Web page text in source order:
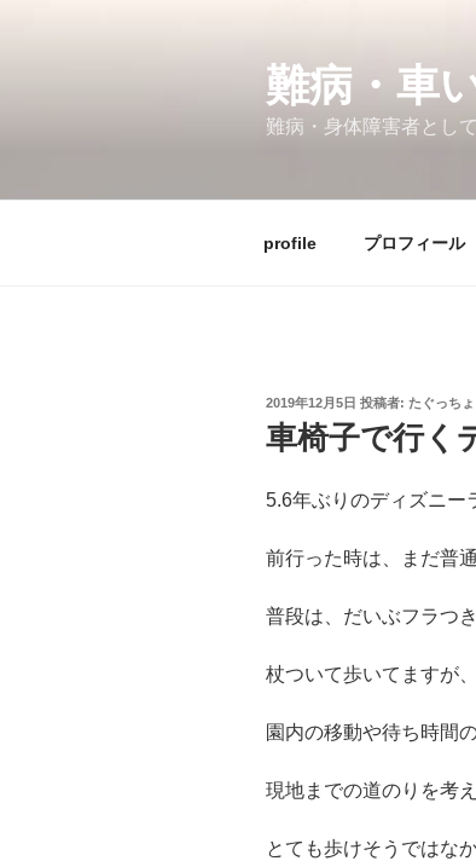
難病・
難病・身体障害者とし
profile プロフィール
投
日:
2019年12月5日 投稿者: たぐっちょ
車椅子で行く
5.6年ぶりのディズニー
前行った時は、まだ普
普段は、だいぶフラつ
杖ついて歩いてますが、
園内の移動や待ち時間の
現地までの道のりを考
とても歩けそうではな